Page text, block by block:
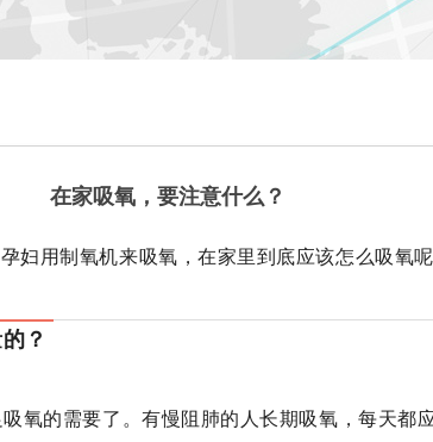
在家吸氧，要注意什么？
妇用制氧机来吸氧，在家里到底应该怎么吸氧呢
？
氧的需要了。有慢阻肺的人长期吸氧，每天都